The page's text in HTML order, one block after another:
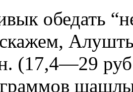
обедать
(17,4—29